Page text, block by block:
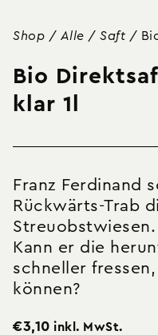
Shop / Alle / Saft /
Bio
klar 1l
Franz Ferdinand
Rückwärts-Trab
Kann er die
schneller
können?
€3,10 inkl. MwSt.